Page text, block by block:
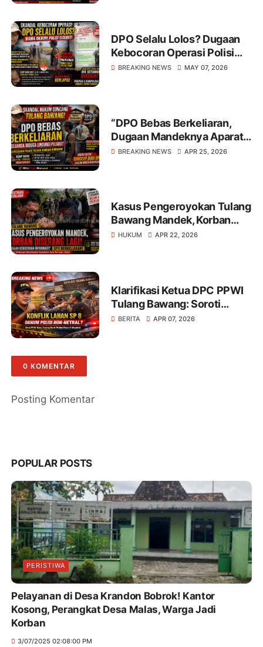
DPO Selalu Lolos? Dugaan
Kebocoran Operasi Polisi
Gegerkan Tulang Bawang!
BREAKING NEWS MAY 07, 2026
“DPO Bebas Berkeliaran,
Dugaan Mandeknya Aparat:
Skandal Hukum
BREAKING NEWS APR 25, 2026
Kasus Pengeroyokan Tulang
Bawang Mandek, Korban
Diserang Lagi
HUKUM APR 22, 2026
Klarifikasi Ketua DPC PPWI
Tulang Bawang: Soroti
Pemberitaan Sepihak dan
BERITA APR 07, 2026
0 KOMENTAR
Posting Komentar
POPULAR POSTS
PERISTIWA
Pelayanan di Desa Krandon Bobrok! Kantor
Kosong, Perangkat Desa Malas, Warga Jadi
Korban
3/07/2025 02:08:00 PM